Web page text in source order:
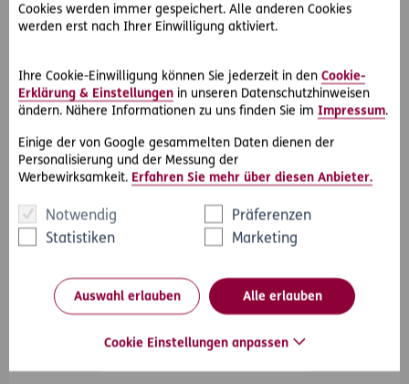
Cookies werden immer gespeichert. Alle anderen Cookies
werden erst nach Ihrer Einwilligung aktiviert.
Ihre Cookie-Einwilligung können Sie jederzeit in den Cookie-
Erklärung & Einstellungen in unseren Datenschutzhinweisen
ändern. Nähere Informationen zu uns finden Sie im Impressum.
Einige der von Google gesammelten Daten dienen der
Personalisierung und der Messung der
Werbewirksamkeit. Erfahren Sie mehr über diesen Anbieter.
Notwendig
Präferenzen
Statistiken
Marketing
Auswahl erlauben Alle erlauben
Cookie Einstellungen anpassen
Reiseveranstalters möglich
Eine Urlauberin einer Pauschalreise stürzte beim
Sie wollte Schadenersatz vom…
#Rechtsprechung #Versicherungsrecht #Urlaub & Reisen